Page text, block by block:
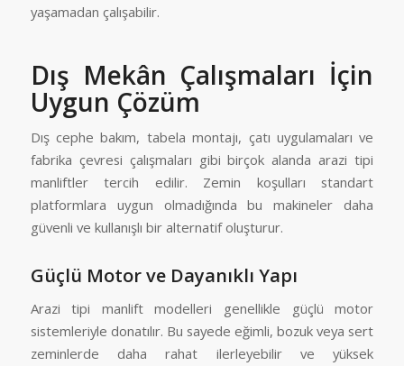
yaşamadan çalışabilir.
Dış Mekân Çalışmaları İçin
Uygun Çözüm
Dış cephe bakım, tabela montajı, çatı uygulamaları ve
fabrika çevresi çalışmaları gibi birçok alanda arazi tipi
manliftler tercih edilir. Zemin koşulları standart
platformlara uygun olmadığında bu makineler daha
güvenli ve kullanışlı bir alternatif oluşturur.
Güçlü Motor ve Dayanıklı Yapı
Arazi tipi manlift modelleri genellikle güçlü motor
sistemleriyle donatılır. Bu sayede eğimli, bozuk veya sert
zeminlerde daha rahat ilerleyebilir ve yüksek